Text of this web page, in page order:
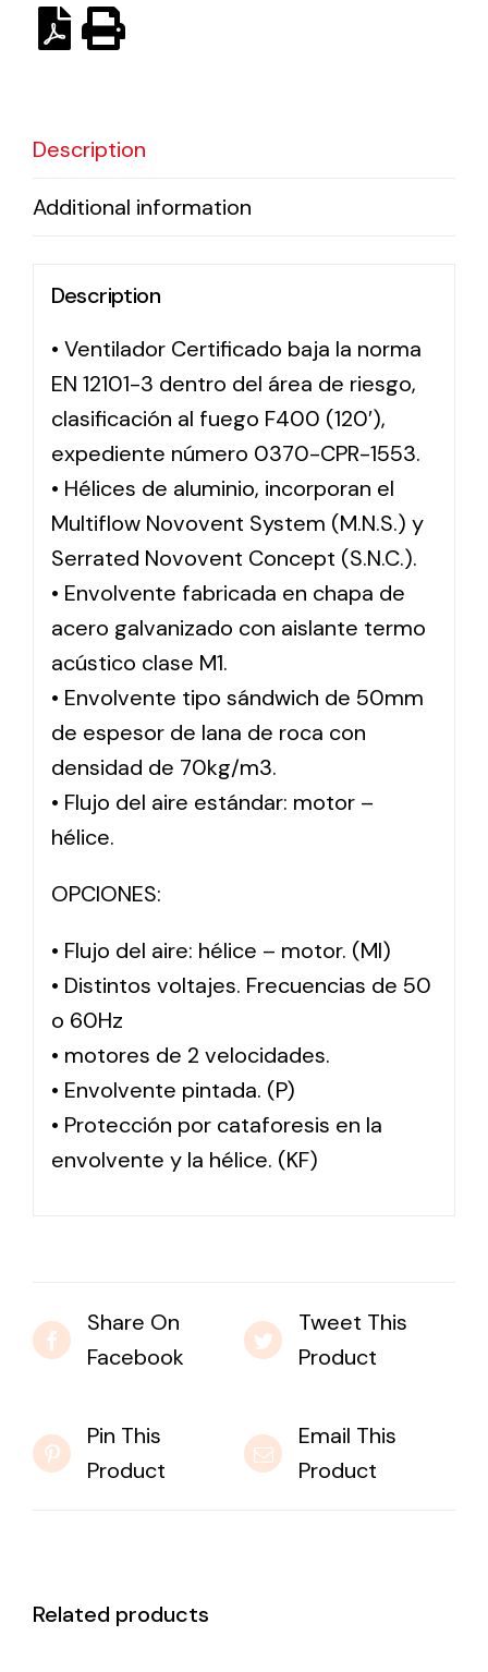
Description
Additional information
Description
• Ventilador Certificado baja la norma
EN 12101-3 dentro del área de riesgo,
clasificación al fuego F400 (120′),
expediente número 0370-CPR-1553.
• Hélices de aluminio, incorporan el
Multiflow Novovent System (M.N.S.) y
Serrated Novovent Concept (S.N.C.).
• Envolvente fabricada en chapa de
acero galvanizado con aislante termo
acústico clase M1.
• Envolvente tipo sándwich de 50mm
de espesor de lana de roca con
densidad de 70kg/m3.
• Flujo del aire estándar: motor –
hélice.
OPCIONES:
• Flujo del aire: hélice – motor. (MI)
• Distintos voltajes. Frecuencias de 50
o 60Hz
• motores de 2 velocidades.
• Envolvente pintada. (P)
• Protección por cataforesis en la
envolvente y la hélice. (KF)
Share On
Facebook
Tweet This
Product
Pin This
Product
Email This
Product
Related products